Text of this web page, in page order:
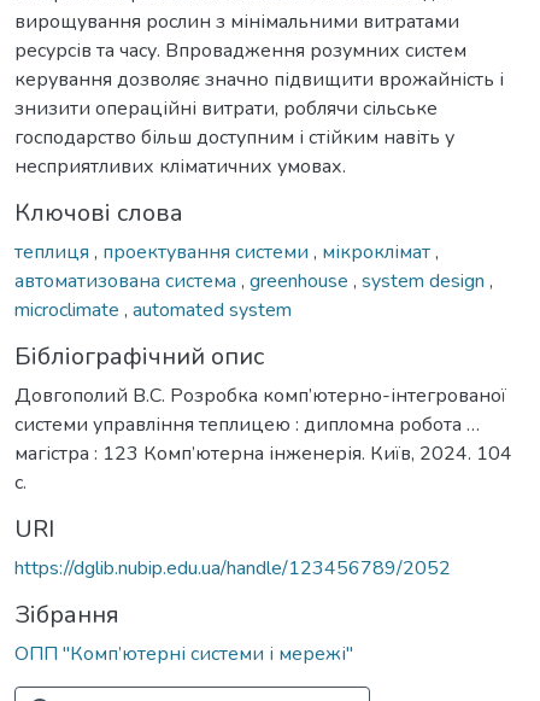
вирощування рослин з мінімальними витратами
ресурсів та часу. Впровадження розумних систем
керування дозволяє значно підвищити врожайність і
знизити операційні витрати, роблячи сільське
господарство більш доступним і стійким навіть у
несприятливих кліматичних умовах.
Ключові слова
теплиця , проектування системи , мікроклімат,
автоматизована система , greenhouse , system design ,
microclimate , automated system
Бібліографічний опис
Довгополий В.С. Розробка комп’ютерно-інтегрованої
системи управління теплицею : дипломна робота …
магістра : 123 Комп’ютерна інженерія. Київ, 2024. 104
с.
URI
https://dglib.nubip.edu.ua/handle/123456789/2052
Зібрання
ОПП "Комп’ютерні системи і мережі"